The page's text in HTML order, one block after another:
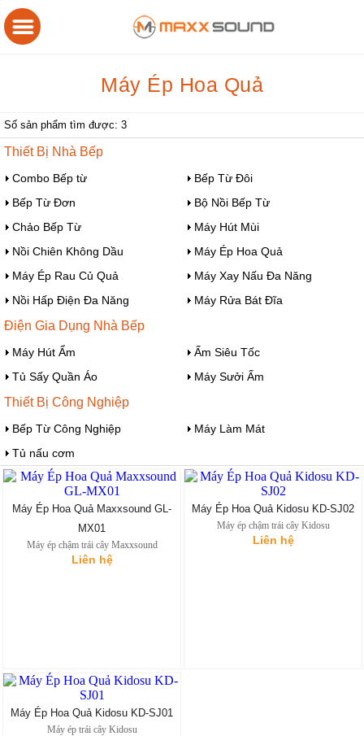
Máy Ép Hoa Quả
Số sản phẩm tìm được: 3
Thiết Bị Nhà Bếp
Combo Bếp từ
Bếp Từ Đôi
Bếp Từ Đơn
Bộ Nồi Bếp Từ
Chảo Bếp Từ
Máy Hút Mùi
Nồi Chiên Không Dầu
Máy Ép Hoa Quả
Máy Ép Rau Củ Quả
Máy Xay Nấu Đa Năng
Nồi Hấp Điện Đa Năng
Máy Rửa Bát Đĩa
Điện Gia Dụng Nhà Bếp
Máy Hút Ẩm
Ấm Siêu Tốc
Tủ Sấy Quần Áo
Máy Sưởi Ấm
Thiết Bị Công Nghiệp
Bếp Từ Công Nghiệp
Máy Làm Mát
Tủ nấu cơm
Máy Ép Hoa Quả Maxxsound GL-
MX01
Máy ép chậm trái cây Maxxsound
Liên hệ
Máy Ép Hoa Quả Kidosu KD-SJ02
Máy ép chậm trái cây Kidosu
Liên hệ
Máy Ép Hoa Quả Kidosu KD-SJ01
Máy ép trái cây Kidosu